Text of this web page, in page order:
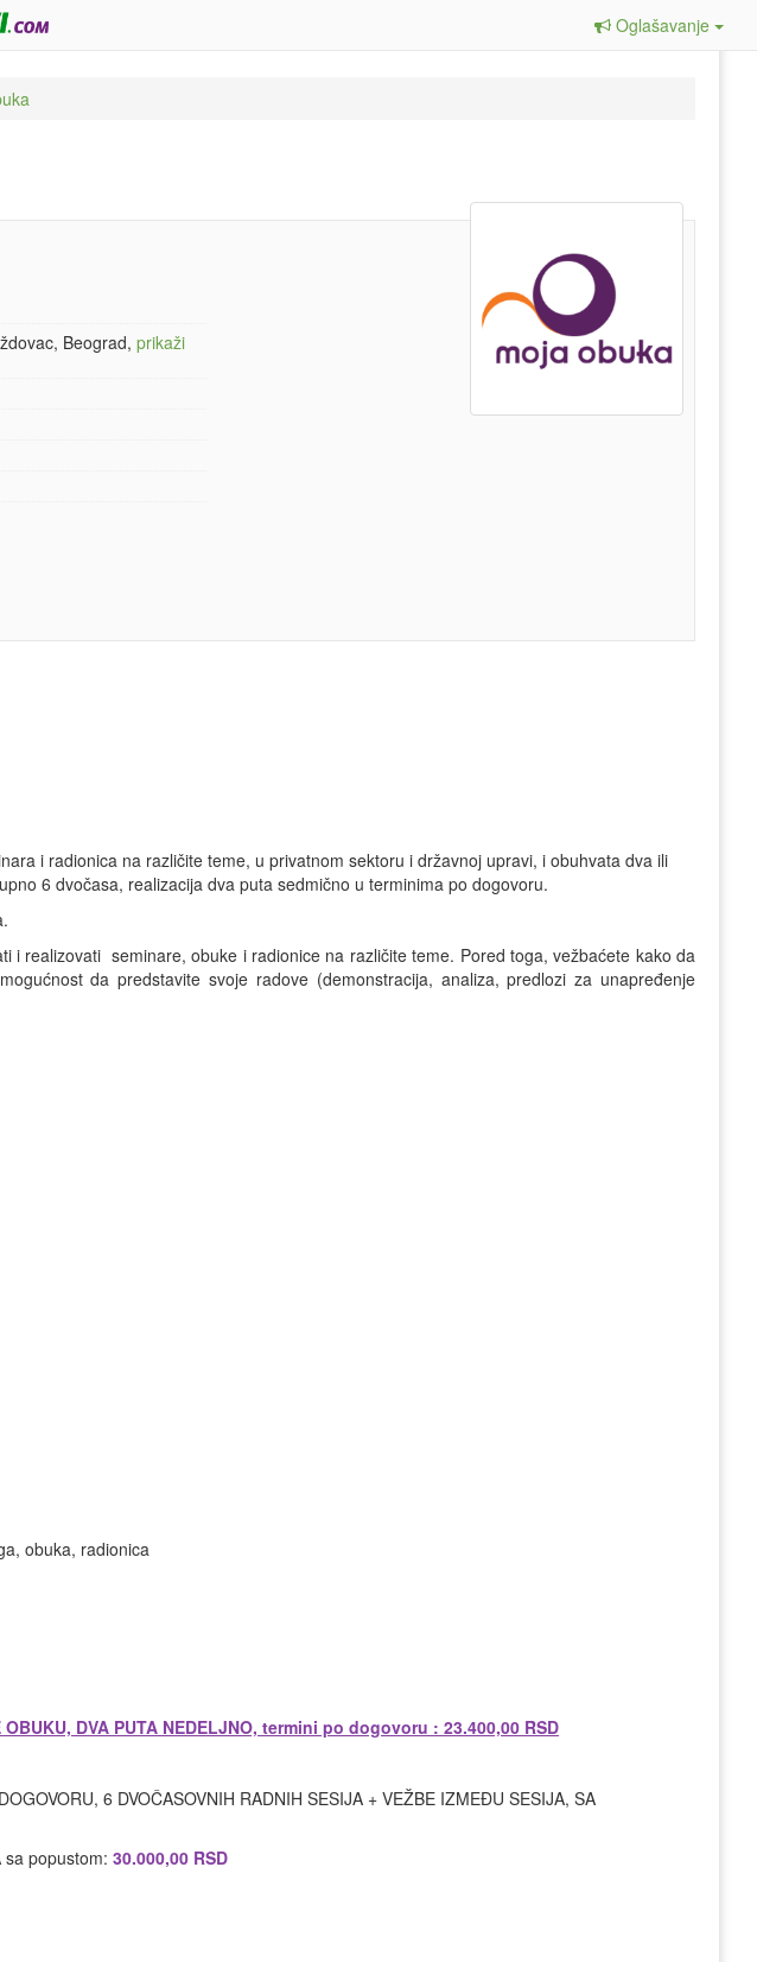
Oglašavanje
Beograd, prikaži
i radionica na različite teme, u privatnom sektoru i državnoj upravi, i obuhvata dva ili
6 dvočasa, realizacija dva puta sedmično u terminima po dogovoru.
i realizovati seminare, obuke i radionice na različite teme. Pored toga, vežbaćete kako da
da predstavite svoje radove (demonstracija, analiza, predlozi za unapređenje
obuka, radionica
DVA PUTA NEDELJNO, termini po dogovoru : 23.400,00 RSD
6 DVOČASOVNIH RADNIH SESIJA + VEŽBE IZMEĐU SESIJA, SA
sa popustom: 30.000,00 RSD